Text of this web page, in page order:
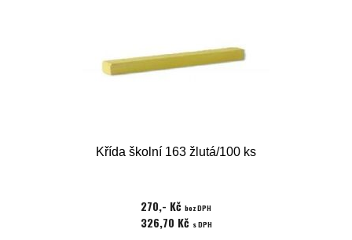
Křída školní 163 žlutá/100 ks
270,- Kč bez DPH
326,70 Kč s DPH